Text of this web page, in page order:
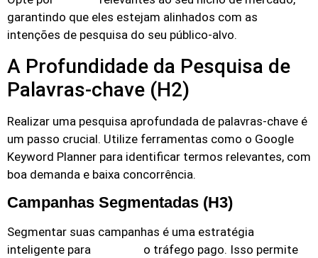
garantindo que eles estejam alinhados com as
intenções de pesquisa do seu público-alvo.
A Profundidade da Pesquisa de
Palavras-chave (H2)
Realizar uma pesquisa aprofundada de palavras-chave é
um passo crucial. Utilize ferramentas como o Google
Keyword Planner para identificar termos relevantes, com
boa demanda e baixa concorrência.
Campanhas Segmentadas (H3)
Segmentar suas campanhas é uma estratégia
inteligente para
o tráfego pago. Isso permite